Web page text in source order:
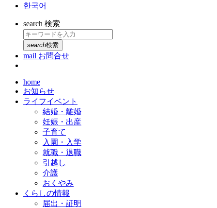
한국어
search 検索
search検索
mail お問合せ
home
お知らせ
ライフイベント
結婚・離婚
妊娠・出産
子育て
入園・入学
就職・退職
引越し
介護
おくやみ
くらしの情報
届出・証明